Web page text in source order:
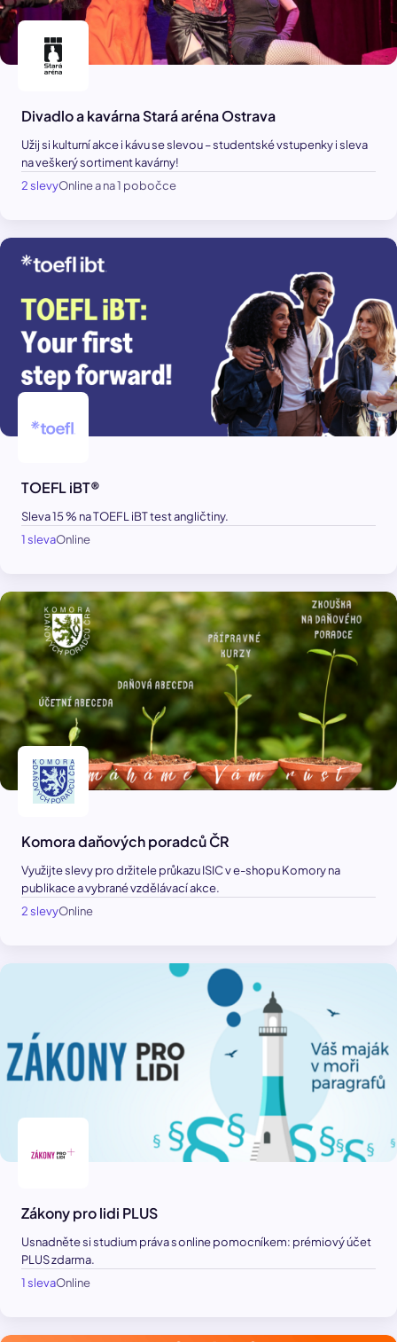
Divadlo a kavárna Stará aréna Ostrava
Užij si kulturní akce i kávu se slevou – studentské vstupenky i sleva
na veškerý sortiment kavárny!
2 slevyOnline a na 1 pobočce
TOEFL iBT®
Sleva 15 % na TOEFL iBT test angličtiny.
1 slevaOnline
Komora daňových poradců ČR
Využijte slevy pro držitele průkazu ISIC v e-shopu Komory na
publikace a vybrané vzdělávací akce.
2 slevyOnline
Zákony pro lidi PLUS
Usnadněte si studium práva s online pomocníkem: prémiový účet
PLUS zdarma.
1 slevaOnline